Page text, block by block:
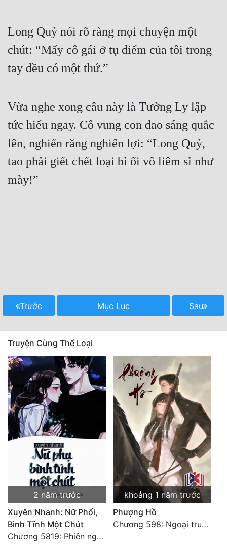
Long Quỷ nói rõ ràng mọi chuyện một
chút: “Mấy cô gái ở tụ điểm của tôi trong
tay đều có một thứ.”
Vừa nghe xong câu này là Tưởng Ly lập
tức hiểu ngay. Cô vung con dao sáng quắc
lên, nghiến răng nghiến lợi: “Long Quỷ,
tao phải giết chết loại bỉ ổi vô liêm sỉ như
mày!”
Trước Mục Lục Sau
Truyện Cùng Thể Loại
2 năm trước
Xuyên Nhanh: Nữ Phối,
Bình Tĩnh Một Chút
Chương 5819: Phiên ngoại: Trở lại STARS [HẾT]
khoảng 1 năm trước
Phượng Hồ
Chương 598: Ngoại truyện: Tiểu Tiểu Ký